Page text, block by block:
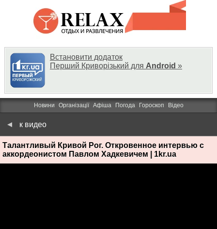
Встановити додаток
Перший Криворізький для Android »
Новини Організації Афіша Погода Гороскоп Відео
к видео
Талантливый Кривой Рог. Откровенное интервью с
аккордеонистом Павлом Хадкевичем | 1kr.ua